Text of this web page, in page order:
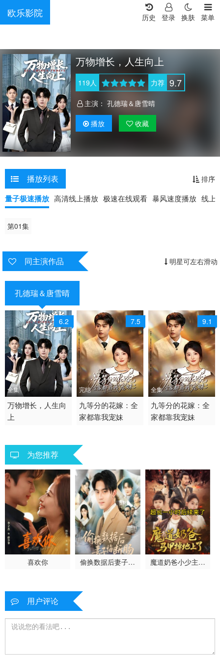
欧乐影院 菜单
换肤
登录
历史
万物增长，人生向上
119人 力荐 9.7
主演： 孔德瑞＆唐雪晴
播放 收藏
播放列表 排序
量子极速播放 高清线上播放 极速在线观看 暴风速度播放 线上
第01集
同主演作品 明星可左右滑动
孔德瑞＆唐雪晴
6.2
全集
2026 / 中国大陆 /
短剧 现代都市 国产
万物增长，人生向
上
7.5
完结
2026 / 中国大陆 /
短剧 女频恋爱
九等分的花嫁：全
家都靠我宠妹
9.1
全集
2026 / 中国大陆 /
短剧 女频恋爱 国产
九等分的花嫁：全
家都靠我宠妹
为您推荐
喜欢你
偷换数据后妻子悔
魔道奶爸小少主的
用户评论